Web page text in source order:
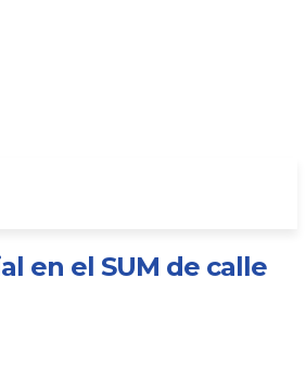
en el SUM de calle